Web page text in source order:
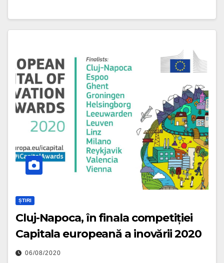
ȘTIRI
Cluj-Napoca, în finala competiției
Capitala europeană a inovării 2020
06/08/2020